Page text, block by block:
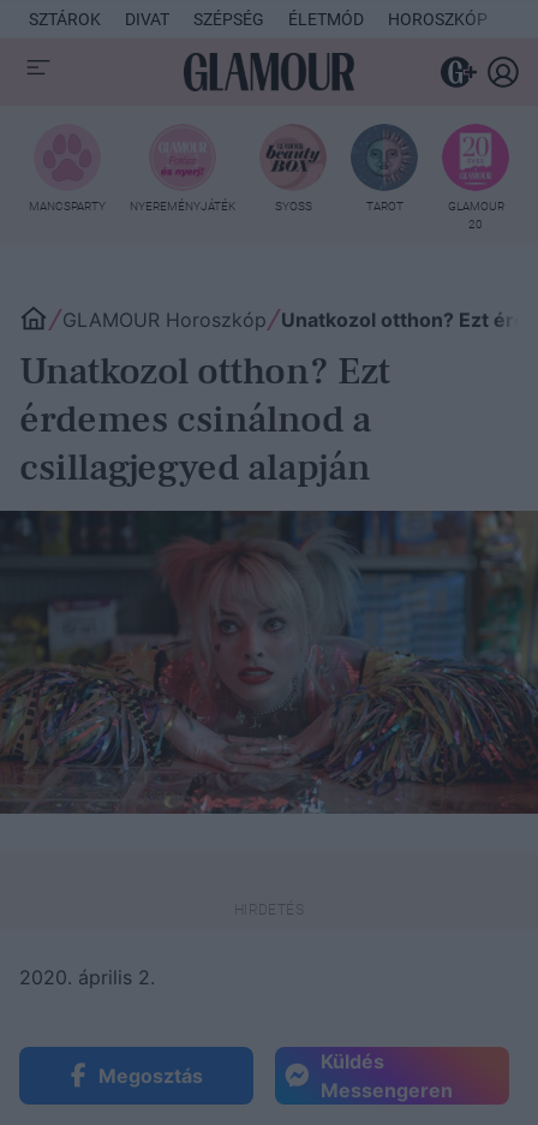
SZTÁROK DIVAT SZÉPSÉG ÉLETMÓD HOROSZKÓP
MANCSPARTY NYEREMÉNYJÁTÉK SYOSS TAROT
GLAMOUR
20
GLAMOUR Horoszkóp Unatkozol otthon? Ezt
Unatkozol otthon? Ezt
érdemes csinálnod a
csillagjegyed alapján
2020. április 2.
Megosztás
Küldés
Messengeren